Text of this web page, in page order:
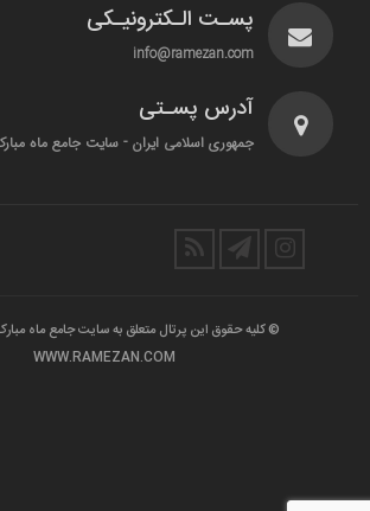
پسـت الـکترونیـکی
info@ramezan.com
آدرس پسـتی
جمهوری اسلامی ایران - سایت جامع ماه
© کلیه حقوق این پرتال متعلق به سایت جامع ماه
WWW.RAMEZAN.COM